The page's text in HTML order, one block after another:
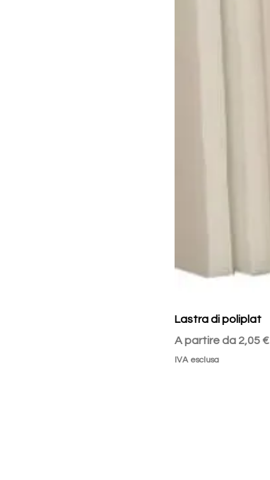
Lastra di poliplat
A partire da 2,05 €
Prezzo scontato
IVA esclusa